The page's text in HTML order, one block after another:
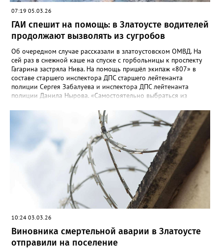
07:19 05.03.26
ГАИ спешит на помощь: в Златоусте водителей
продолжают вызволять из сугробов
Об очередном случае рассказали в златоустовском ОМВД. На
сей раз в снежной каше на спуске с горбольницы к проспекту
Гагарина застряла Нива. На помощь пришёл экипаж «807» в
составе старшего инспектора ДПС старшего лейтенанта
полиции Сергея Забалуева и инспектора ДПС лейтенанта
полиции Данила Нырова. «Самостоятельно выбраться из
часть полиции (напомним номера телефонов: 02/102).
Дежурный направил экипаж ДПС, который при помощи троса
вытащил застрявшее транспортное средство на проезжую
часть», - уточнили в полиции. Там призвали автомобилистов
быть осторожнее при маневрировании и учитывать погодные
10:24 03.03.26
Виновника смертельной аварии в Златоусте
отправили на поселение